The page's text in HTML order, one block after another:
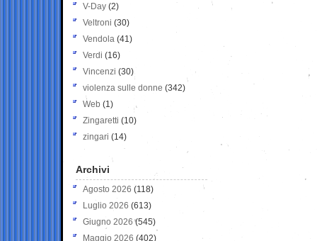
V-Day (2)
Veltroni (30)
Vendola (41)
Verdi (16)
Vincenzi (30)
violenza sulle donne (342)
Web (1)
Zingaretti (10)
zingari (14)
Archivi
Agosto 2026 (118)
Luglio 2026 (613)
Giugno 2026 (545)
Maggio 2026 (402)